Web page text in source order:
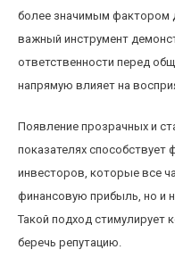
более значимым фактором
важный инструмент
ответственности перед
напрямую влияет на
Появление прозрачных и
показателях
инвесторов, которые все
финансовую прибыль, но и
Такой подход стимулирует
беречь репутацию.